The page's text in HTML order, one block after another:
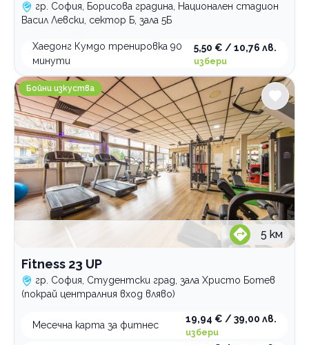
гр. София, Борисова градина, Национален стадион
Васил Левски, сектор Б, зала 5Б
Хаедонг Кумдо тренировка 90
минути
5,50 € / 10,76 лв.
избери
Fitness 23 UP
Бойни изкуства
5 км
Fitness 23 UP
гр. София, Студентски град, зала Христо Ботев
(покрай централния вход вляво)
Месечна карта за фитнес
19,94 € / 39,00 лв.
избери